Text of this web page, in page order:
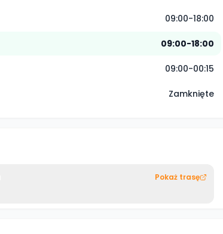
09:00-18:00
09:00-18:00
09:00-00:15
Zamknięte
Pokaż trasę